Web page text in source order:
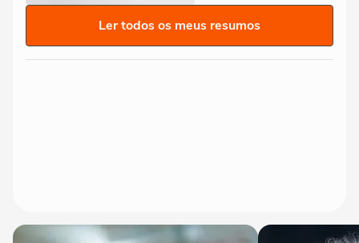
Ler todos os meus resumos